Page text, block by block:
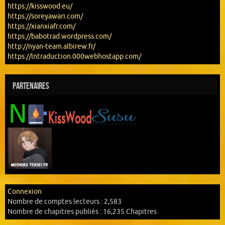
https://kisswood.eu/
https://soreyawari.com/
https://xianxiafr.com/
https://babotrad.wordpress.com/
http://nyan-team.albirew.fr/
https://lntraduction.000webhostapp.com/
Partenaires
Connexion
Nombre de comptes lecteurs : 2,583
Nombre de chapitres publiés : 16,235 Chapitres